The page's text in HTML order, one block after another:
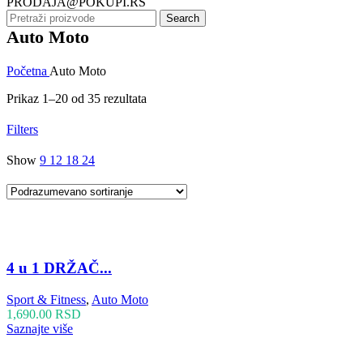
Search
Auto Moto
Početna Auto Moto
Prikaz 1–20 od 35 rezultata
Filters
Show 9 12 18 24
4 u 1 DRŽAČ...
Sport & Fitness, Auto Moto
1,690.00 RSD
Saznajte više